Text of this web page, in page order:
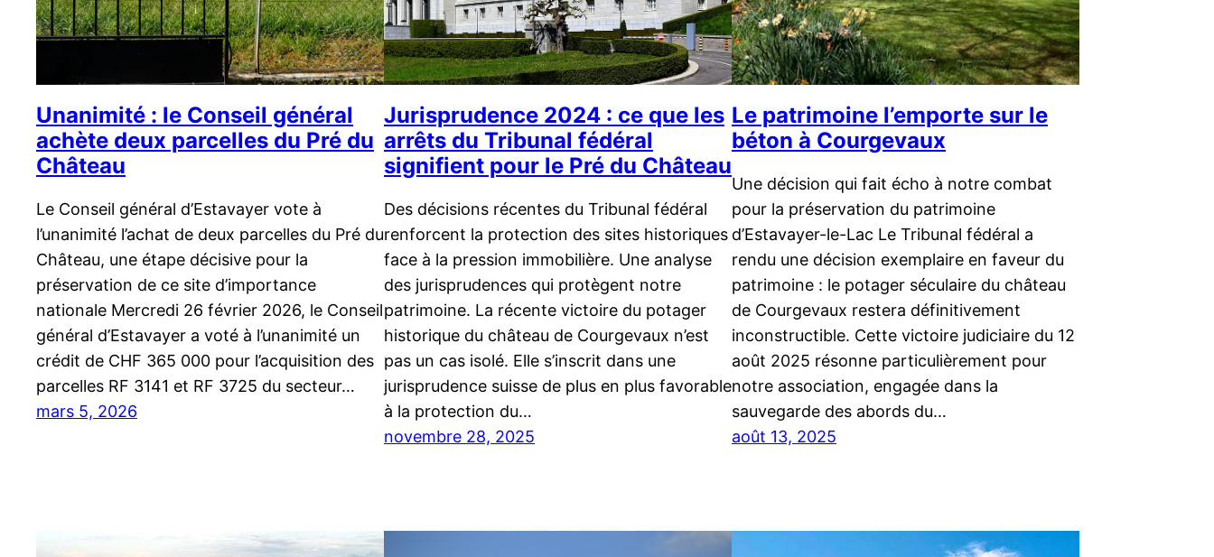
Unanimité : le Conseil général
achète deux parcelles du Pré du
Château
Le Conseil général d’Estavayer vote à
l’unanimité l’achat de deux parcelles du Pré du
Château, une étape décisive pour la
préservation de ce site d’importance
nationale Mercredi 26 février 2026, le Conseil
général d’Estavayer a voté à l’unanimité un
crédit de CHF 365 000 pour l’acquisition des
parcelles RF 3141 et RF 3725 du secteur…
mars 5, 2026
Jurisprudence 2024 : ce que les
arrêts du Tribunal fédéral
signifient pour le Pré du Château
Des décisions récentes du Tribunal fédéral
renforcent la protection des sites historiques
face à la pression immobilière. Une analyse
des jurisprudences qui protègent notre
patrimoine. La récente victoire du potager
historique du château de Courgevaux n’est
pas un cas isolé. Elle s’inscrit dans une
jurisprudence suisse de plus en plus favorable
à la protection du…
novembre 28, 2025
Le patrimoine l’emporte sur le
béton à Courgevaux
Une décision qui fait écho à notre combat
pour la préservation du patrimoine
d’Estavayer-le-Lac Le Tribunal fédéral a
rendu une décision exemplaire en faveur du
patrimoine : le potager séculaire du château
de Courgevaux restera définitivement
inconstructible. Cette victoire judiciaire du 12
août 2025 résonne particulièrement pour
notre association, engagée dans la
sauvegarde des abords du…
août 13, 2025